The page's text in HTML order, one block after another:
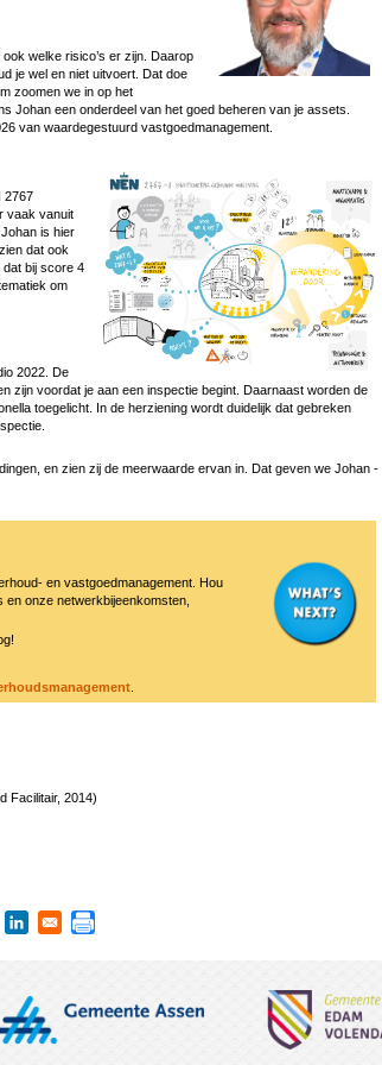
welke risico’s er zijn. Daarop
je wel en niet uitvoert. Dat doe
zoomen we in op het
Johan een onderdeel van het goed beheren van je assets.
van waardegestuurd vastgoedmanagement.
2767
vaak vanuit
is hier
dat ook
dat bij score 4
om
2022. De
zijn voordat je aan een inspectie begint. Daarnaast worden de
toegelicht. In de herziening wordt duidelijk dat gebreken
en zien zij de meerwaarde ervan in. Dat geven we Johan -
en vastgoedmanagement. Hou
onze netwerkbijeenkomsten,
Facilitair, 2014)